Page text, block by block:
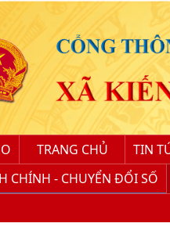
TRANG CHỦ TIN
CHÍNH - CHUYỂN ĐỔI SỐ